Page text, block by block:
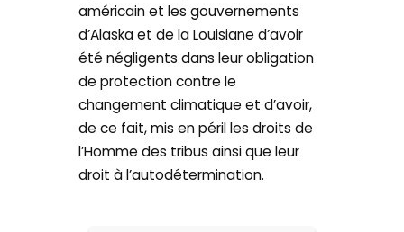
américain et les gouvernements
d’Alaska et de la Louisiane d’avoir
été négligents dans leur obligation
de protection contre le
changement climatique et d’avoir,
de ce fait, mis en péril les droits de
l’Homme des tribus ainsi que leur
droit à l’autodétermination.